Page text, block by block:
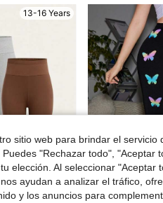
13-16 Years
sitio web para brindar el servicio
"Rechazar todo", "Aceptar
elección. Al seleccionar "Aceptar
ayudan a analizar el tráfico,
y los anuncios para